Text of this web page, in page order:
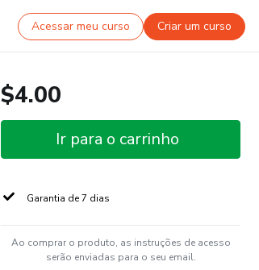
Acessar meu curso Criar um curso
$4.00
Ir para o carrinho
Garantia de 7 dias
Ao comprar o produto, as instruções de acesso
serão enviadas para o seu email.